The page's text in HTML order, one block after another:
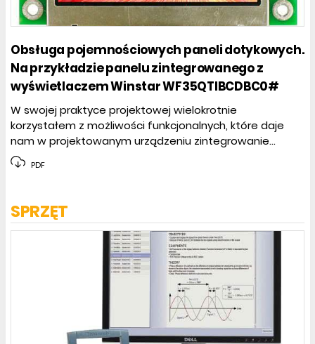
Obsługa pojemnościowych paneli dotykowych.
Na przykładzie panelu zintegrowanego z
wyświetlaczem Winstar WF35QTIBCDBC0#
W swojej praktyce projektowej wielokrotnie
korzystałem z możliwości funkcjonalnych, które daje
nam w projektowanym urządzeniu zintegrowanie...
PDF
SPRZĘT